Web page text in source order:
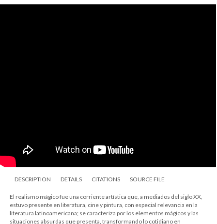
DESCRIPTION DETAILS CITATIONS SOURCE FILE
El realismo mágico fue una corriente artística que, a mediados del siglo XX,
estuvo presente en literatura, cine y pintura, con especial relevancia en la
literatura latinoamericana; se caracteriza por los elementos mágicos y las
situaciones absurdas que presenta, transformando lo cotidiano en